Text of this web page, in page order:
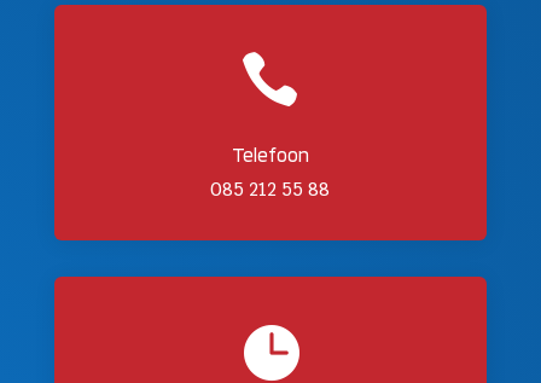

Telefoon
085 212 55 88
